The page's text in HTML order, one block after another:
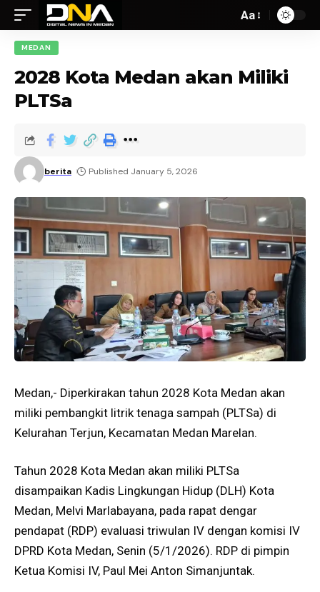
Aa
MEDAN
2028 Kota Medan akan Miliki
PLTSa
berita Published January 5, 2026
Medan,- Diperkirakan tahun 2028 Kota Medan akan
miliki pembangkit litrik tenaga sampah (PLTSa) di
Kelurahan Terjun, Kecamatan Medan Marelan.
Tahun 2028 Kota Medan akan miliki PLTSa
disampaikan Kadis Lingkungan Hidup (DLH) Kota
Medan, Melvi Marlabayana, pada rapat dengar
pendapat (RDP) evaluasi triwulan IV dengan komisi IV
DPRD Kota Medan, Senin (5/1/2026). RDP di pimpin
Ketua Komisi IV, Paul Mei Anton Simanjuntak.